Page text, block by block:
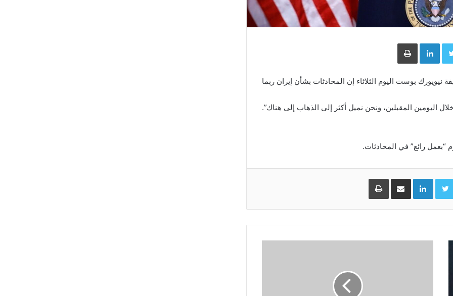
Twitter
LinkedInطباعة
بوست ​اليوم الثلاثاء ​إن المحادثات بشأن إيران ⁠ربما
المقبلين، ونحن نميل أكثر ‌إلى ⁠الذهاب إلى هناك”.
“بعمل رائع” في المحادثات.
Twitter
LinkedInمشاركة عبر البريد طباعة